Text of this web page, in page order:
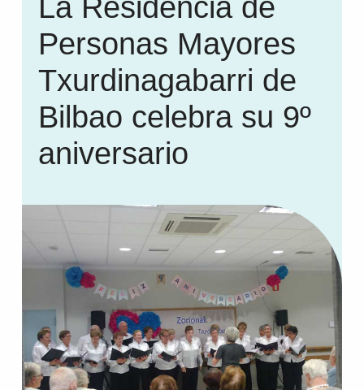
La Residencia de
Personas Mayores
Txurdinagabarri de
Bilbao celebra su 9º
aniversario